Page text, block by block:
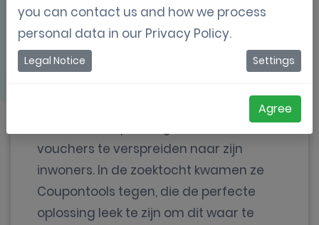
OVERZICHT
vouchers te verspreiden naar zijn
inwoners. In de zoektocht kwamen ze
Coupontools tegen, die de perfecte
oplossing leek te zijn om dit waar te
you can contact us and how we process
personal data in our Privacy Policy.
Legal Notice Settings
Agree